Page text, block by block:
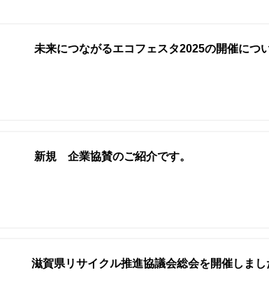
未来につながるエコフェスタ2025の開催につ
新規 企業協賛のご紹介です。
滋賀県リサイクル推進協議会総会を開催しまし